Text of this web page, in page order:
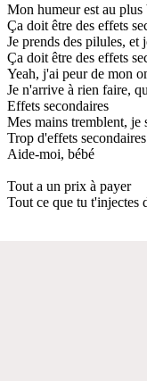
Mon humeur est au plus
Ça doit être des effets
Je prends des pilules, et
Ça doit être des effets
Yeah, j'ai peur de mon
Je n'arrive à rien faire,
Effets secondaires
Mes mains tremblent, je
Trop d'effets secondaires
Aide-moi, bébé
Tout a un prix à payer
Tout ce que tu t'injectes